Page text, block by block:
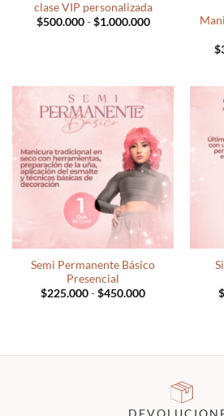
clase VIP personalizada
$500.000 - $1.000.000Rango
$1.000.000
$
Semi Permanente Básico
Presencial
$225.000-$450.000Rango
$